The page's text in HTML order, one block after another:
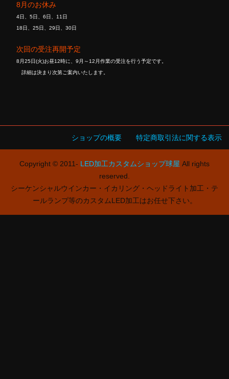
8月のお休み
4日、5日、6日、11日
18日、25日、29日、30日
次回の受注再開予定
8月25日(火)お昼12時に、9月～12月作業の受注を行う予定です。
詳細は決まり次第ご案内いたします。
ショップの概要 特定商取引法に関する表示
Copyright © 2011- LED加工カスタムショップ球屋 All rights
reserved.
シーケンシャルウインカー・イカリング・ヘッドライト加工・テ
ールランプ等のカスタムLED加工はお任せ下さい。